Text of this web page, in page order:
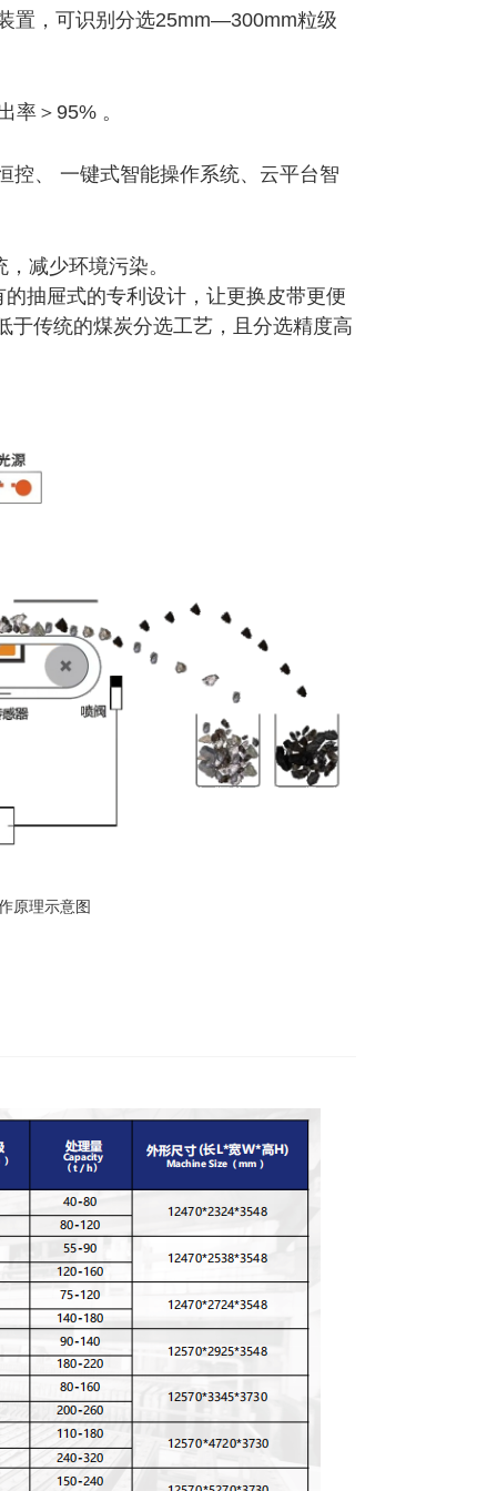
置，可识别分选25mm—300mm粒级
＞95% 。
一键式智能操作系统、云平台智
减少环境污染。
抽屉式的专利设计，让更换皮带更便
于传统的煤炭分选工艺，且分选精度高
原理示意图